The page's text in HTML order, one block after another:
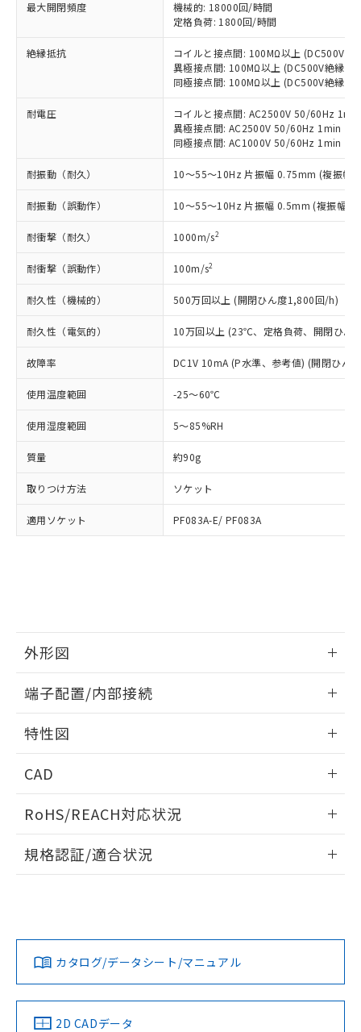
最大開閉頻度
機械的: 18000回/時間
定格負荷: 1800回/時間
絶縁抵抗
コイルと接点間: 100MΩ以上 (DC500V絶
異極接点間: 100MΩ以上 (DC500V絶縁抵
同極接点間: 100MΩ以上 (DC500V絶縁抵
耐電圧
コイルと接点間: AC2500V 50/60Hz 1min
異極接点間: AC2500V 50/60Hz 1min
同極接点間: AC1000V 50/60Hz 1min
耐振動（耐久） 10～55～10Hz 片振幅 0.75mm (複振幅
耐振動（誤動作） 10～55～10Hz 片振幅 0.5mm (複振幅
耐衝撃（耐久） 1000m/s2
耐衝撃（誤動作） 100m/s2
耐久性（機械的） 500万回以上 (開閉ひん度1,800回/h)
耐久性（電気的） 10万回以上 (23℃、定格負荷、開閉ひん
故障率 DC1V 10mA (P水準、参考値) (開閉ひん
使用温度範囲 -25～60℃
使用湿度範囲 5～85%RH
質量 約90g
取りつけ方法 ソケット
適用ソケット PF083A-E/ PF083A
外形図
外形図
端子配置/内部接続
端子配置/内部接続
特性図
開閉容量
CAD
ドすることができます。
ログイン/会員登録
ダウンロードデータをご利用いただく前に、以下を必ずお読
みください。
ソフトウェアの使用条件
RoHS/REACH対応状況
EU RoHS 注意事項・凡例
対応済み
中国 RoHS 注意事項・凡例
規格認証/適合状況
LR型式承認
（イギリス
船舶規格）
DNV型式承認
（ノルウェー
BV型式承認
（フランス
KR型式
（韓国
カタログ/データシート/マニュアル
2D CADデータ
当社制御機器事業取扱商品の中には、
本サービスの対象外となる商品もある
ことをご了承ください。
在庫状況および標準価格照会結果は、
記載している更新日時点での社内デー
タに基づき作成されるものであり、閲
覧された時点での実際の在庫および標
準価格とは異なる場合があることをご
了承ください。
正式な納期状況および標準価格はお客
様のお取引先、またはお客様担当のオ
ムロン制御機器販売店・当社販売員に
ご相談ください。
オムロン制御機器販売店や当社販売拠
販売ネットワーク
」をご確認
ください。
在庫状況および標準価格結果を当社の
事前の承諾なく第三者に漏洩または開
示しないようお願いします。
マイパーツ機能（部品リスト作成サー
メンバーズにご登録されている必要が
登録された部品リストについて、当社
および当社の共同利用者が、当社の製
品・サービスに関するお客様との取
引・商談に必要な範囲で利用すること
をご了承ください。
※当社の共同利用者とは、"個人情報
の共同利用に関して"
の「1.共同利
用者の範囲」に記載されている法人を
害物質有無と関係のない商品です。
仕入先様の事情により、非含有部品として
いたものが、含有品と判明した場合などや
むを得ず変更することがあります。
*EU RoHS指令（10物質）：
ミウム(Cd) 100ppm以下、
六価クロム(Cr(Ⅵ)) 1000ppm以下、ポリ臭化ビフェニル
類(PBB) 1000ppm以下、ポリ臭化ジフェニルエーテル類
(PBDE) 1000ppm以下、フタル酸ビス(2-エチルヘキシ
ルベンジル（BBP） 1000ppm以下、フタル酸ジブチル
（DBP） 1000ppm以下、フタル酸ジイソブチル
(DIBP) 1000ppm以下
但し、RoHS指令で産業用監視および制御機器に対する
フタル酸エステル類の４物質については閾値を超える意
※2 対応予定月
部品在庫の切り替え状況などにより、予定
月が前後することがあります。
※3 非含有証明書ダウンロード
51物質の非含有証明書（当社基準）
※本証明書は発行日時点で非含有を証明す
欄に対応日を記載しておりました。
既に当社にて対応品への在庫切替を完了
していることから、特段のことがない限
り、2022年1月12日より割愛しておりま
す。
基準値以下であることを示します。
「×」：最大均質材料含有率が中国RoHSの
基準値を超えていることを示します。
「－」：未確認です。当社販売部門へお問
Pb(鉛) :1000ppm、 Hg(水銀) : 1000ppm、 Cd(カドミウ
Cr(Ⅵ)(六価クロム) : 1000ppm、 PBBs(ポリ臭化ビフェ
DBP(フタル酸ジブチル) : 1000ppm、 DIBP(フタル酸ジ
イソブチル) : 1000ppm、 BBP(フタル酸ブチルベンジ
ル) : 1000ppm、
DEHP(フタル酸ビス(2-エチルヘキシル)) : 1000ppm
※2 環境保護使用期限
「ｅ」：有害物質（10物質）のすべてが基
準値以下であることを示します。
「10」：通常の使用状況下において有害物
質が外部に漏えいし、環境に深刻な影響を
及ぼさない年数を意味します。
「－」：未確認です。当社販売部門へお問
い合わせください。
為替および外国貿易法に定める商品
（以下｢規制貨物等」という）を輸出
または国外への提供する場合は、日本
国政府の輸出許可(または役務取引許
可)を取得するなどの必要な手続きを
当社は規制貨物を破棄する場合は、完
全に破砕するなど、違法に輸出されな
当社は貴社製品を、核兵器、ミサイ
ル、化学兵器、生物兵器またはその他
武器並びにこれらの製造装置等に一切
使用いたしません。
当社は、貴社製品を第三者に販売する
場合は、上記1、2および3の内容を当
該第三者に通知します。また当社は、
販売先および販売に係わる関係者が違
法に輸出するおそれがある場合は、取
り引きをいたしません。
一定数以上の在庫あり
一定数には満たないが在庫あり
－
在庫なし(最新の在庫状況につ
いては、お客様のお取引先、ま
たはお客様担当のオムロン制御
機器販売店・当社販売員にご確
認ください)
空
受注生産機種、また在庫状況の
情報を公開していない機種